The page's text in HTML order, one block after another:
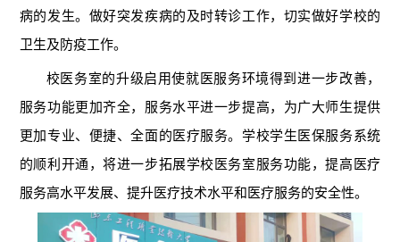
病的发生。做好突发疾病的及时转诊工作，切实做好学校的
卫生及防疫工作。
校医务室的升级启用使就医服务环境得到进一步改善，
服务功能更加齐全，服务水平进一步提高，为广大师生提供
更加专业、便捷、全面的医疗服务。学校学生医保服务系统
的顺利开通，将进一步拓展学校医务室服务功能，提高医疗
服务高水平发展、提升医疗技术水平和医疗服务的安全性。